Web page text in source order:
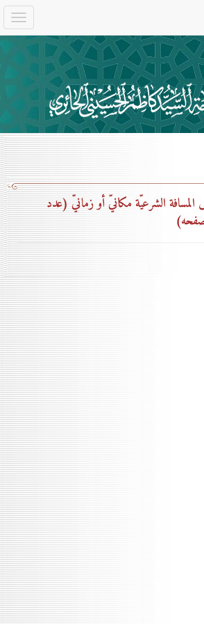
الشرعيّة مكانيّ أو زمانيّ (عدد